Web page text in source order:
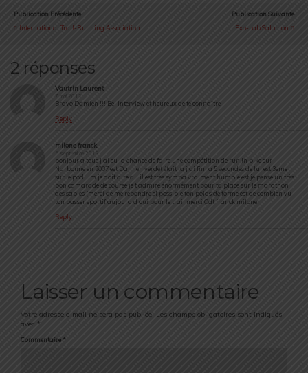
Publication Précédente
International Trail-Running Association
Publication Suivante
Exo-Lab Salomon
2 réponses
Vautrin Laurent
7 mai 2013
Bravo Damien !!! Bel interview et heureux de te connaître.
Reply
milone franck
5 septembre 2013
bonjour a tous j ai eu la chance de faire une compétition de run in bike sur
Narbonne en 2007 est Damien verdet était la j ai fini a 5 secondes de lui est 3eme
sur le podium je doit dire qu il est très sympa vraiment humble est je pense un très
bon camarade de course je t admire énormément pour ta place sur le marathon
des sables (merci de me répondre si possible ton poids de forme est de combien vu
ton passer sportif aujourd d oui pour le trail merci Cdt franck milone
Reply
Laisser un commentaire
Votre adresse e-mail ne sera pas publiée. Les champs obligatoires sont indiqués
avec *
Commentaire *